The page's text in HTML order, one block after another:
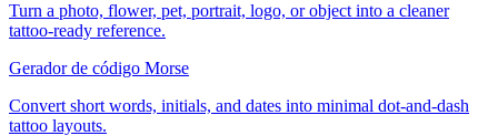
Turn a photo, flower, pet, portrait, logo, or object into a cleaner
tattoo-ready reference.
Gerador de código Morse
Convert short words, initials, and dates into minimal dot-and-dash
tattoo layouts.